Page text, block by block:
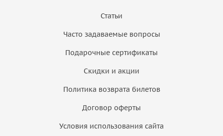
Статьи
Часто задаваемые вопросы
Подарочные сертификаты
Скидки и акции
Политика возврата билетов
Договор оферты
Условия использования сайта